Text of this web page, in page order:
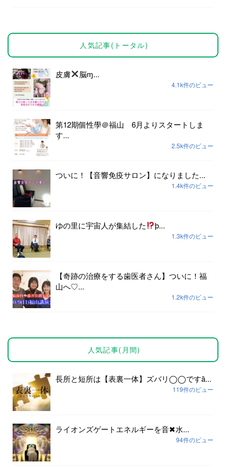
人気記事(トータル)
皮膚 脳ɱ...
4.1k件のビュー
第12期個性學＠福山 6月よりスタートしま
す...
2.5k件のビュー
ついに！【音響免疫サロン】になりました...
1.4k件のビュー
ゆの里に宇宙人が集結した þ...
1.3k件のビュー
【奇跡の治療をする歯医者さん】ついに！福
山へ♡...
1.2k件のビュー
人気記事(月間)
長所と短所は【表裏一体】ズバリ◯◯ですȃ...
119件のビュー
ライオンズゲートエネルギーを音✖︎水...
94件のビュー